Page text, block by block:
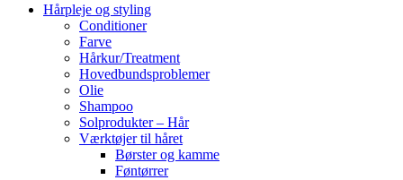
Hårpleje og styling
Conditioner
Farve
Hårkur/Treatment
Hovedbundsproblemer
Olie
Shampoo
Solprodukter – Hår
Værktøjer til håret
Børster og kamme
Føntørrer